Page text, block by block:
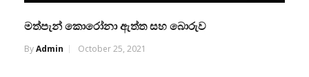
මත්පැන් කොරෝනා ඇත්ත සහ බොරුව
ByAdmin October 25, 2021